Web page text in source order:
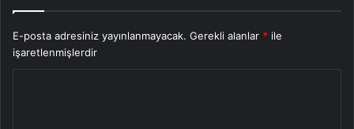
E-posta adresiniz yayınlanmayacak. Gerekli alanlar * ile
işaretlenmişlerdir